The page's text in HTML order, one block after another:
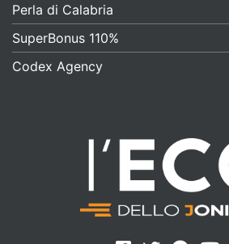
Perla di Calabria
SuperBonus 110%
Codex Agency